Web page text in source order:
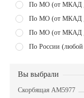
По МО (от МКАД
По МО (от МКАД
По МО (от МКАД
По России (любой
Вы выбрали
Скорбящая AM5977